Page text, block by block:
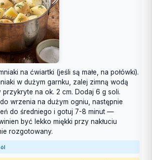
na ćwiartki (jeśli są małe, na połówki).
w dużym garnku, zalej zimną wodą
przykryte na ok. 2 cm. Dodaj 6 g soli.
wrzenia na dużym ogniu, następnie
do średniego i gotuj 7-8 minut —
być lekko miękki przy nakłuciu
rozgotowany.